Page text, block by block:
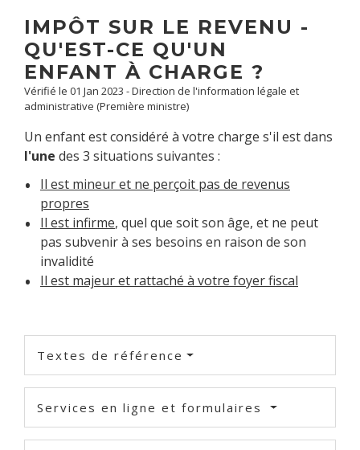
IMPÔT SUR LE REVENU -
QU'EST-CE QU'UN
ENFANT À CHARGE ?
Vérifié le 01 Jan 2023 - Direction de l'information légale et
administrative (Première ministre)
Un enfant est considéré à votre charge s'il est dans
l'une des 3 situations suivantes :
Il est mineur et ne perçoit pas de revenus
propres
Il est infirme, quel que soit son âge, et ne peut
pas subvenir à ses besoins en raison de son
invalidité
Il est majeur et rattaché à votre foyer fiscal
Textes de référence
Services en ligne et formulaires